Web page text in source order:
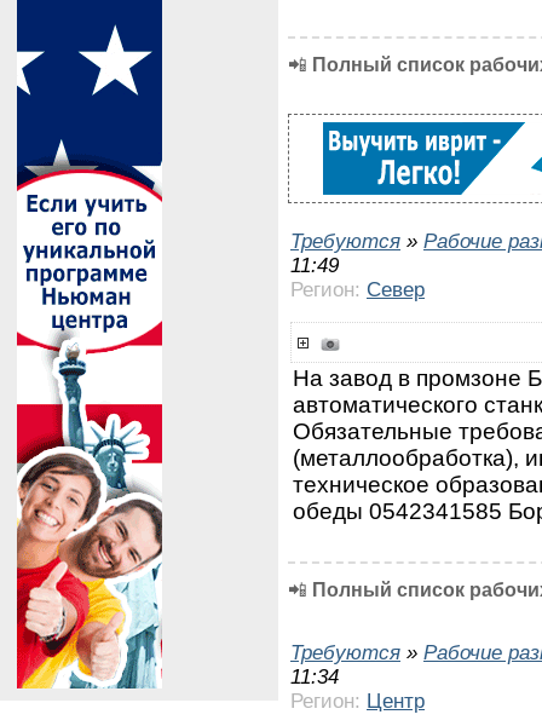
📲 Полный список
Требуются » Рабочие
11:49
Регион: Север
На завод в промзоне
автоматического
Обязательные
(металлообработка),
техническое
обеды 0542341585
📲 Полный список
Требуются » Рабочие
11:34
Регион: Центр